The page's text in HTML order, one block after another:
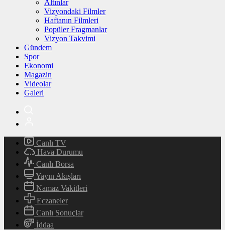
Altınlar
Vizyondaki Filmler
Haftanın Filmleri
Popüler Fragmanlar
Vizyon Takvimi
Gündem
Spor
Ekonomi
Magazin
Videolar
Galeri
Canlı TV
Hava Durumu
Canlı Borsa
Yayın Akışları
Namaz Vakitleri
Eczaneler
Canlı Sonuçlar
İddaa